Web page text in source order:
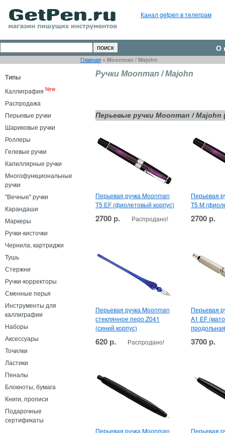
Канал getpen в телеграм
О
Главная » Moonman / Majohn
Типы
Каллиграфия New
Распродажа
Перьевые ручки
Шариковые ручки
Роллеры
Гелевые ручки
Капиллярные ручки
Многофункциональные
ручки
"Вечные" ручки
Карандаши
Маркеры
Ручки-кисточки
Чернила, картриджи
Тушь
Стержни
Ручки-корректоры
Сменные перья
Инструменты для
каллиграфии
Наборы
Аксессуары
Точилки
Ластики
Пеналы
Блокноты, бумага
Книги, прописи
Подарочные
сертификаты
Ручки Moonman / Majohn
Перьевые ручки Moonman / Majohn
Перьевая ручка Moonman
T5 EF (фиолетовый корпус)
2700 р. Распродано!
Перьевая
T5 M
2700 р.
Перьевая ручка Moonman
стеклянное перо Z041
(синий корпус)
620 р. Распродано!
Перьевая
A1 EF
3700 р.
Перьевая ручка Moonman
Перьевая